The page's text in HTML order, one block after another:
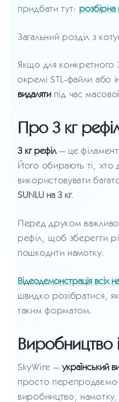
придбати тут: розбірна
Загальний розділ з
Якщо для конкретного
окремі STL-файли або
видалятипід час
Про 3 кг
3 кг рефіл— це
Його обирають ті, хто
використовувати
SUNLU на 3 кг.
Перед друком важливо
рефіл, щоб зберегти
пошкодити намотку.
Відеодемонстрація всіх
швидко розібратися,
таким форматом.
Виробництво і
SkyWire —український
просто
виробництво, намотку,